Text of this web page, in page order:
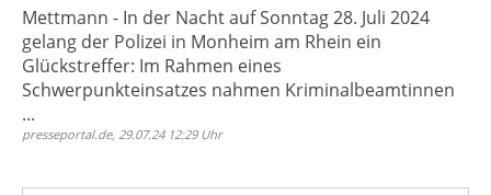
Mettmann - In der Nacht auf Sonntag 28. Juli 2024
gelang der Polizei in Monheim am Rhein ein
Glückstreffer: Im Rahmen eines
Schwerpunkteinsatzes nahmen Kriminalbeamtinnen
...
presseportal.de, 29.07.24 12:29 Uhr